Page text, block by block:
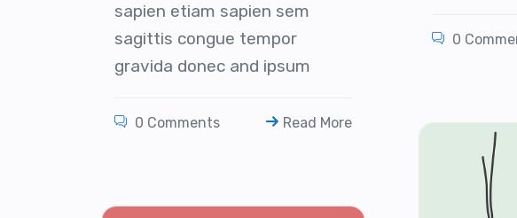
sapien etiam sapien sem
sagittis congue tempor
gravida donec and ipsum
0 Comments Read More
0